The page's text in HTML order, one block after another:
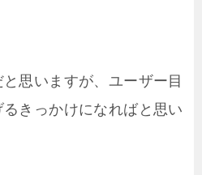
思いますが、ユーザー目
きっかけになればと思い